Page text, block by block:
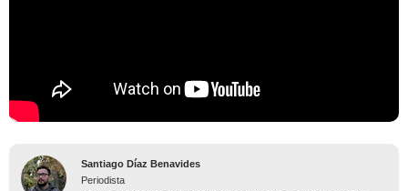
Santiago Díaz Benavides
Periodista